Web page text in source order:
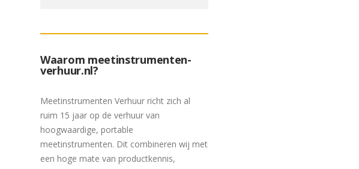
Waarom meetinstrumenten-
verhuur.nl?
Meetinstrumenten Verhuur richt zich al
ruim 15 jaar op de verhuur van
hoogwaardige, portable
meetinstrumenten. Dit combineren wij met
een hoge mate van productkennis,